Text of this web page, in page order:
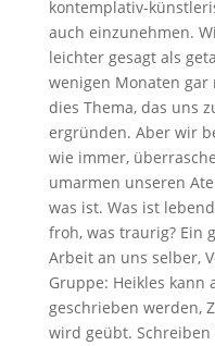
kontemplativ-
auch einzunehmen.
leichter gesagt als
wenigen Monaten
dies Thema, das uns
ergründen. Aber wir
wie immer,
umarmen unseren
was ist. Was ist
froh, was traurig? Ein
Arbeit an uns selber,
Gruppe: Heikles
geschrieben werden,
wird geübt.